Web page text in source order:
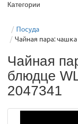
Категории
Посуда
Чайная пара:
Чайная
блюдце
2047341